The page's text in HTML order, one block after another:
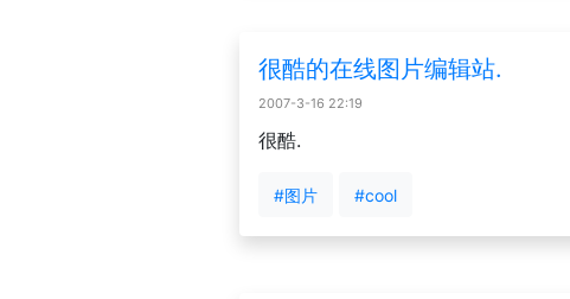
很酷的在线图片编辑站.
2007-3-16 22:19
很酷.
#图片 #cool